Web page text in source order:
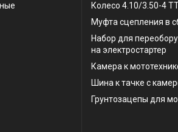
Колесо 4.10/3.50-4
Муфта сцепления в
Набор для
на электростартер
Камера к
Шина к тачке с
Грунтозацепы для